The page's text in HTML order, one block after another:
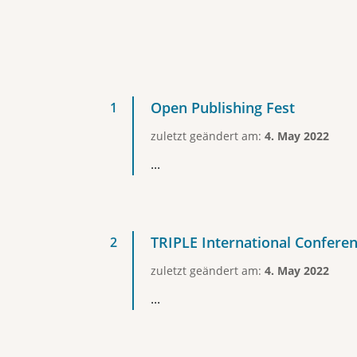
Open Publishing Fest
zuletzt geändert am: 4. May 2022
...
TRIPLE International
zuletzt geändert am: 4. May 2022
...